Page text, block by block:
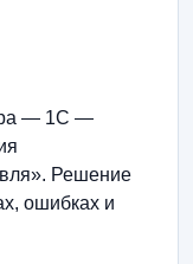
— 1С —
Решение
ошибках и